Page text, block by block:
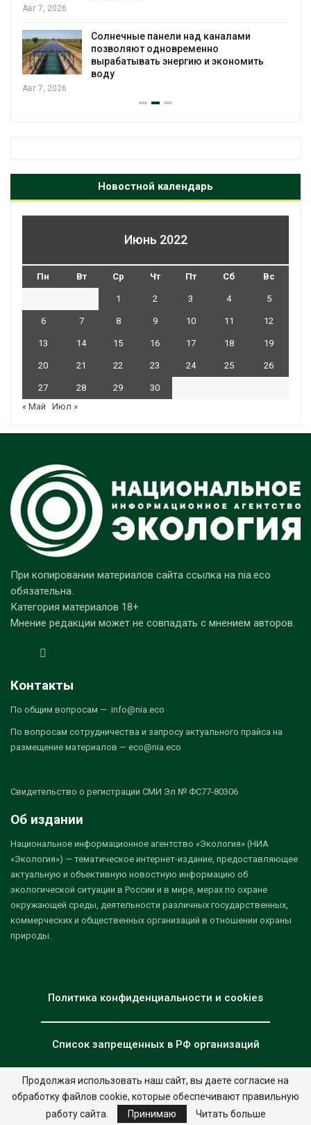
Авг 7, 2026
Солнечные панели над каналами
позволяют одновременно
вырабатывать энергию и экономить
воду
Авг 7, 2026
Новостной календарь
Июнь 2022
Пн Вт Ср Чт Пт Сб Вс
1 2 3 4 5
6 7 8 9 10 11 12
13 14 15 16 17 18 19
20 21 22 23 24 25 26
27 28 29
30
« Май
Июл »
При копировании материалов сайта ссылка на nia.eco
обязательна.
Категория материалов 18+
Мнение редакции может не совпадать с мнением авторов.
Контакты
По общим вопросам — info@nia.eco
По вопросам сотрудничества и запросу актуального прайса на
размещение материалов — eco@nia.eco
Свидетельство о регистрации СМИ Эл № ФС77-80306
Об издании
Национальное информационное агентство «Экология» (НИА
«Экология») — тематическое интернет-издание, предоставляющее
актуальную и объективную новостную информацию об
экологической ситуации в России и в мире, мерах по охране
окружающей среды, деятельности различных государственных,
коммерческих и общественных организаций в отношении охраны
природы.
Политика конфиденциальности и cookies
Список запрещенных в РФ организаций
© 2026 - НИА "Экология". Все права защищены. Дизайн:nia.eco
Продолжая использовать наш сайт, вы даете согласие на
обработку файлов cookie, которые обеспечивают правильную
работу сайта.
Принимаю Читать больше